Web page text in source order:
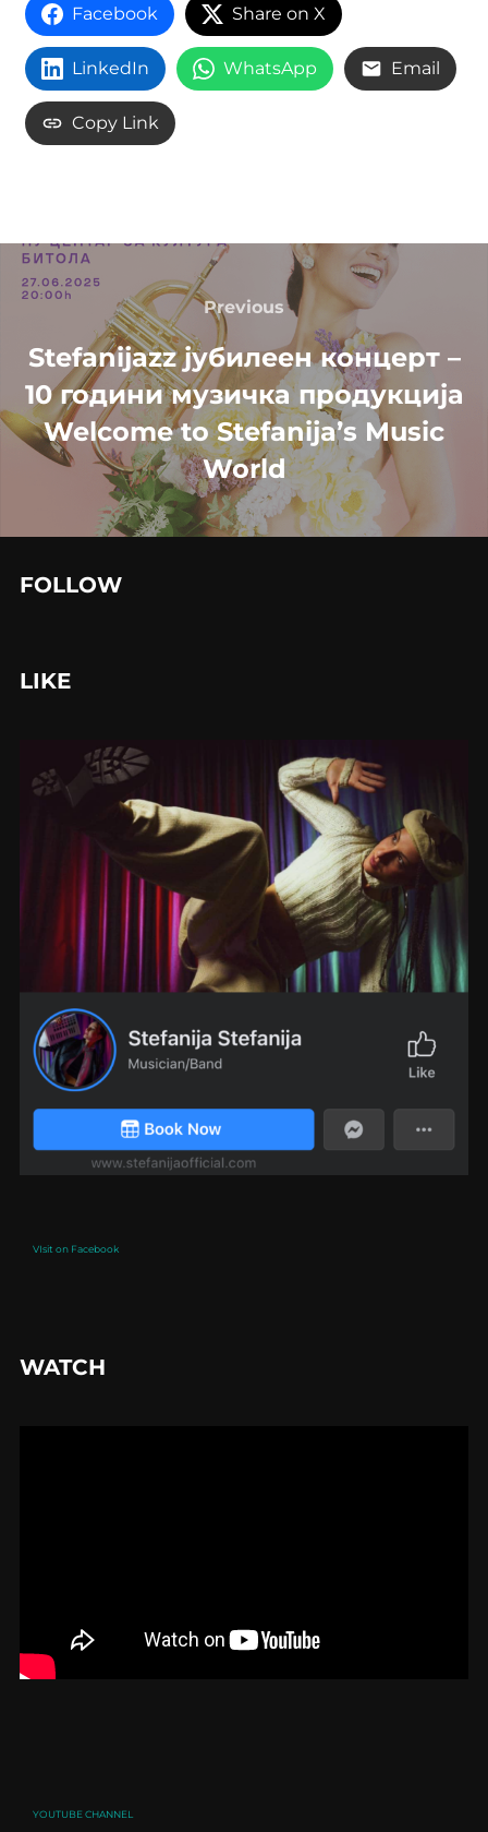
Facebook Share on X
LinkedIn WhatsApp Email
Copy Link
Post
navigation
Previous
Previous
Stefanijazz јубилеен концерт –
10 години музичка продукција
Welcome to Stefanija’s Music
World
FOLLOW
LIKE
VIsit on Facebook
WATCH
YOUTUBE CHANNEL